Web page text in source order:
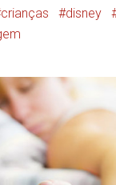
crianças disney